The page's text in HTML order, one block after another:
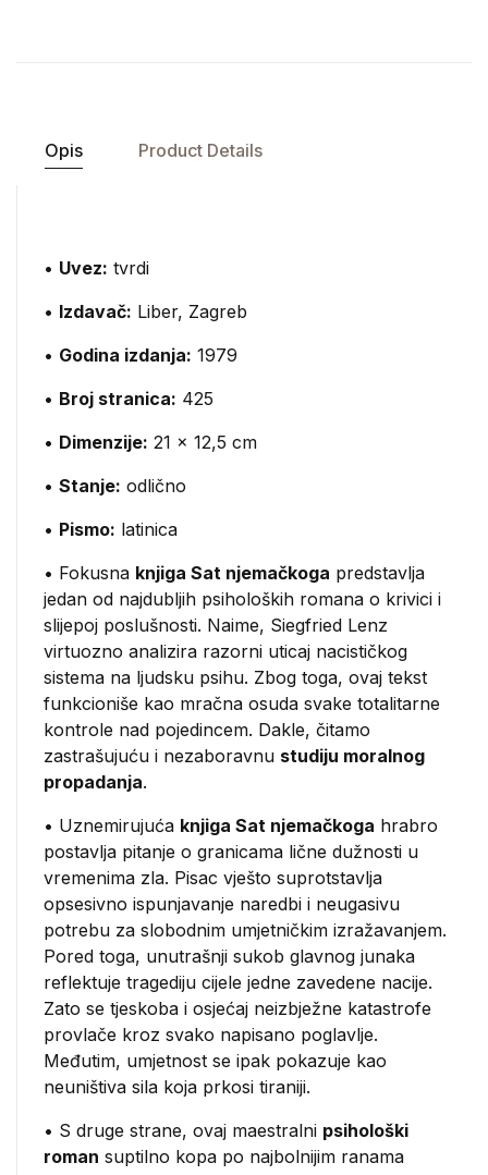
Opis Product Details
• Uvez: tvrdi
• Izdavač: Liber, Zagreb
• Godina izdanja: 1979
• Broj stranica: 425
• Dimenzije: 21 x 12,5 cm
• Stanje: odlično
• Pismo: latinica
• Fokusna knjiga Sat njemačkoga predstavlja
jedan od najdubljih psiholoških romana o krivici i
slijepoj poslušnosti. Naime, Siegfried Lenz
virtuozno analizira razorni uticaj nacističkog
sistema na ljudsku psihu. Zbog toga, ovaj tekst
funkcioniše kao mračna osuda svake totalitarne
kontrole nad pojedincem. Dakle, čitamo
zastrašujuću i nezaboravnu studiju moralnog
propadanja.
• Uznemirujuća knjiga Sat njemačkoga hrabro
postavlja pitanje o granicama lične dužnosti u
vremenima zla. Pisac vješto suprotstavlja
opsesivno ispunjavanje naredbi i neugasivu
potrebu za slobodnim umjetničkim izražavanjem.
Pored toga, unutrašnji sukob glavnog junaka
reflektuje tragediju cijele jedne zavedene nacije.
Zato se tjeskoba i osjećaj neizbježne katastrofe
provlače kroz svako napisano poglavlje.
Međutim, umjetnost se ipak pokazuje kao
neuništiva sila koja prkosi tiraniji.
• S druge strane, ovaj maestralni psihološki
roman suptilno kopa po najbolnijim ranama